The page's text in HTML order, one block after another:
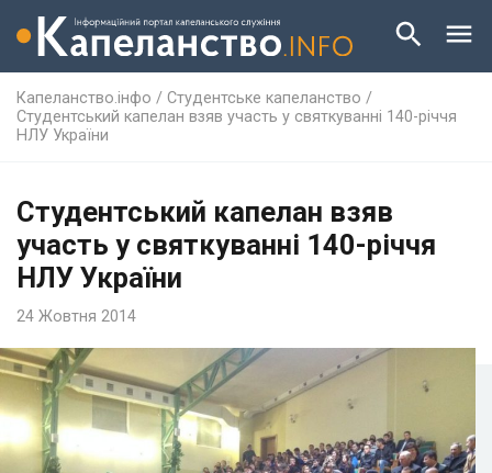
Капеланство.інфо / Студентське капеланство /
Студентський капелан взяв участь у святкуванні 140-річчя
НЛУ України
Студентський капелан взяв
участь у святкуванні 140-річчя
НЛУ України
24 Жовтня 2014